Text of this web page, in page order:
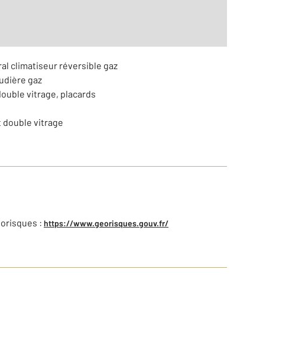
climatiseur réversible gaz
gaz
vitrage, placards
double vitrage
: https://www.georisques.gouv.fr/